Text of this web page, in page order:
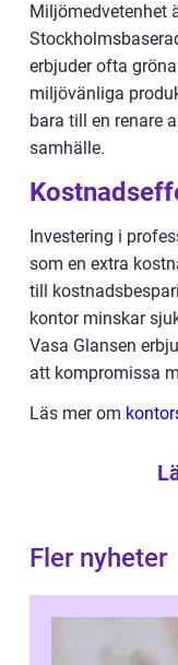
Miljömedvetenhet
erbjuder ofta
miljövänliga
bara till en renare
samhälle.
Investering i
som en extra
till
kontor minskar
Vasa Glansen
att kompromissa
Läs mer om
Fler nyheter